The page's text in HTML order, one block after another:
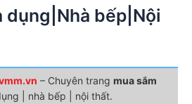
dụng|Nhà bếp|Nội
– Chuyên trang mua sắm
| nhà bếp | nội thất.